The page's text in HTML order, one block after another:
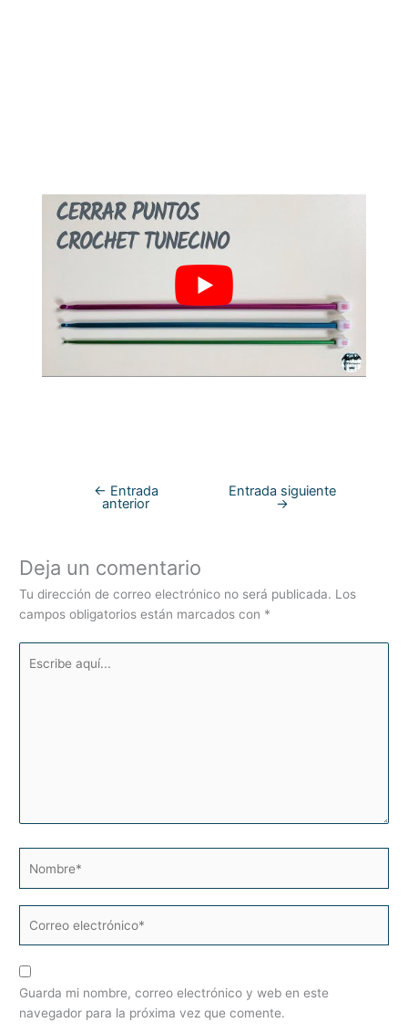
← Entrada
anterior
Entrada siguiente
→
Deja un comentario
Tu dirección de correo electrónico no será publicada. Los
campos obligatorios están marcados con *
aquí...
electrónico*
Guarda mi nombre, correo electrónico y web en este
navegador para la próxima vez que comente.